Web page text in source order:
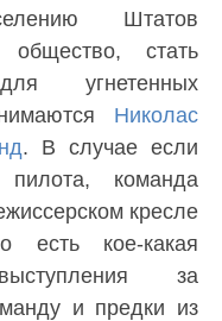
Штатов
общество, стать
угнетенных
Николас
. В случае если
команда
кресле
кое-какая
за
и предки из